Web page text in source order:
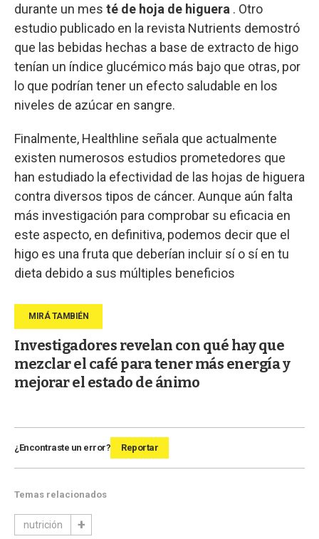
durante un mes té de hoja de higuera . Otro
estudio publicado en la revista Nutrients demostró
que las bebidas hechas a base de extracto de higo
tenían un índice glucémico más bajo que otras, por
lo que podrían tener un efecto saludable en los
niveles de azúcar en sangre.
Finalmente, Healthline señala que actualmente
existen numerosos estudios prometedores que
han estudiado la efectividad de las hojas de higuera
contra diversos tipos de cáncer. Aunque aún falta
más investigación para comprobar su eficacia en
este aspecto, en definitiva, podemos decir que el
higo es una fruta que deberían incluir sí o sí en tu
dieta debido a sus múltiples beneficios
Investigadores revelan con qué hay que
mezclar el café para tener más energía y
mejorar el estado de ánimo
¿Encontraste un error? Reportar
Temas relacionados
nutrición